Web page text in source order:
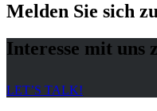
Melden Sie sich
Interesse mit uns
LET’S TALK!